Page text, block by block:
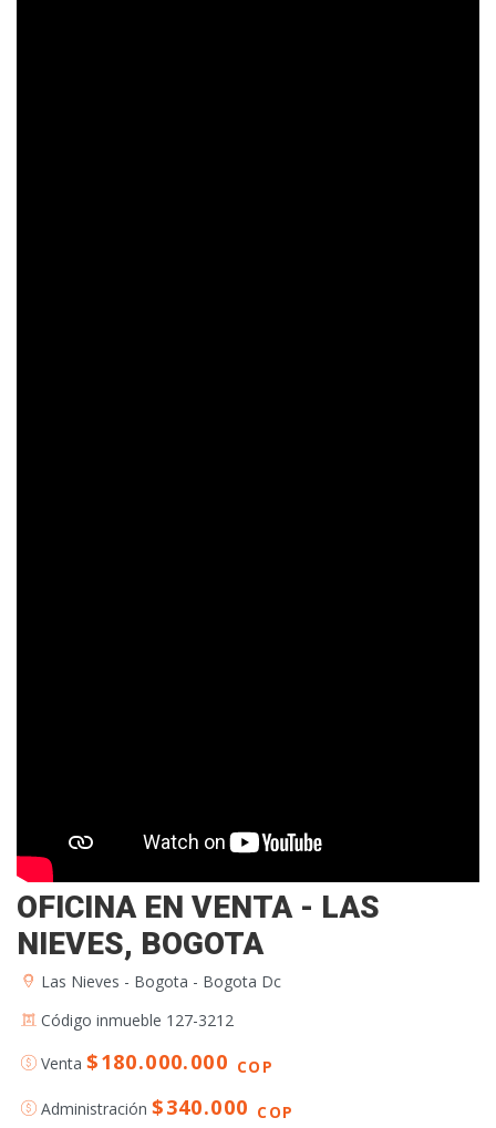
OFICINA EN VENTA - LAS
NIEVES, BOGOTA
Las Nieves - Bogota - Bogota Dc
Código inmueble 127-3212
Venta$180.000.000 COP
Administración$340.000 COP